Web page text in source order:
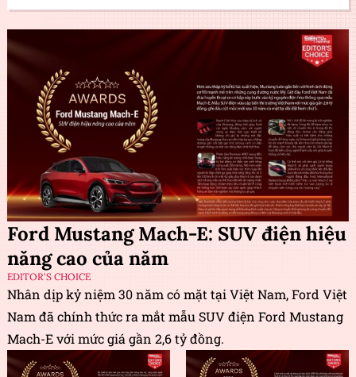
Ford Mustang Mach-E: SUV điện hiệu
năng cao của năm
EDITOR'S CHOICE
Nhân dịp kỷ niệm 30 năm có mặt tại Việt Nam, Ford Việt
Nam đã chính thức ra mắt mẫu SUV điện Ford Mustang
Mach-E với mức giá gần 2,6 tỷ đồng.